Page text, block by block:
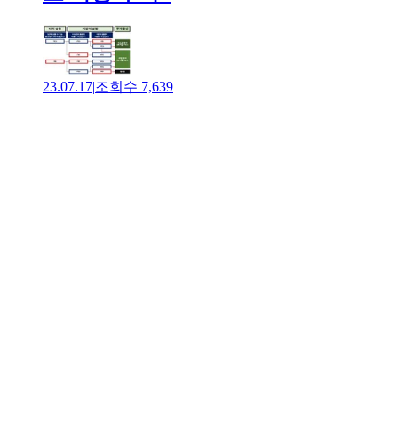
23.07.17|조회수 7,639